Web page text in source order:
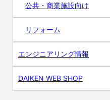
公共・商業施設向け
リフォーム
エンジニアリング情報
DAIKEN WEB SHOP